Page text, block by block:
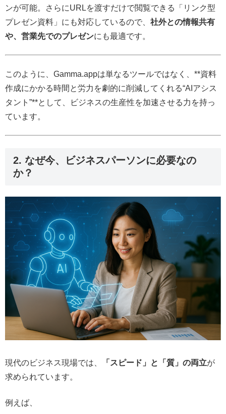
ンが可能。さらにURLを渡すだけで閲覧できる「リンク型
プレゼン資料」にも対応しているので、 社外との情報共有
や、営業先でのプレゼンにも最適です。
このように、Gamma.appは単なるツールではなく、**資料
作成にかかる時間と労力を劇的に削減してくれる“AIアシス
タント”**として、ビジネスの生産性を加速させる力を持っ
ています。
2. なぜ今、ビジネスパーソンに必要なの
か？
現代のビジネス現場では、 「スピード」と「質」の両立が
求められています。
例えば、